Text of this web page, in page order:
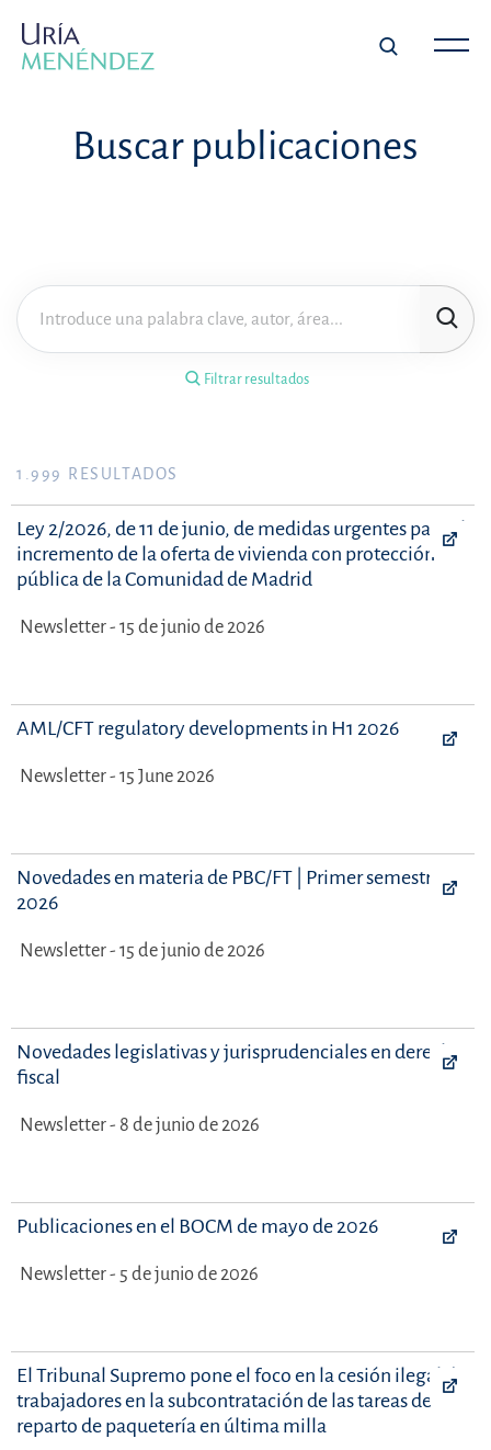
Buscar publicaciones
Filtrar resultados
Filtrar resultados ×
Área de práctica
1.999 RESULTADOS
Ley 2/2026, de 11 de junio, de medidas urgentes para el
incremento de la oferta de vivienda con protección
pública de la Comunidad de Madrid
Newsletter - 15 de junio de 2026
AML/CFT regulatory developments in H1 2026
Newsletter - 15 June 2026
Novedades en materia de PBC/FT | Primer semestre
2026
Newsletter - 15 de junio de 2026
Novedades legislativas y jurisprudenciales en derecho
fiscal
Newsletter - 8 de junio de 2026
Publicaciones en el BOCM de mayo de 2026
Newsletter - 5 de junio de 2026
El Tribunal Supremo pone el foco en la cesión ilegal de
trabajadores en la subcontratación de las tareas de
reparto de paquetería en última milla